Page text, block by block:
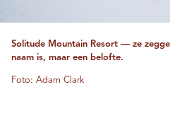
Solitude Mountain Resort — ze
naam is, maar een belofte.
Foto: Adam Clark